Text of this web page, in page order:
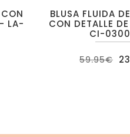
LA-
BLUSA FLUIDA
CON DETALLE
CI-
59.95€ El